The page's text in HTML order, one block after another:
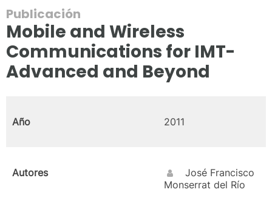
Publicación
Mobile and Wireless
Communications for IMT-
Advanced and Beyond
Año 2011
Autores
José Francisco
Monserrat del Río